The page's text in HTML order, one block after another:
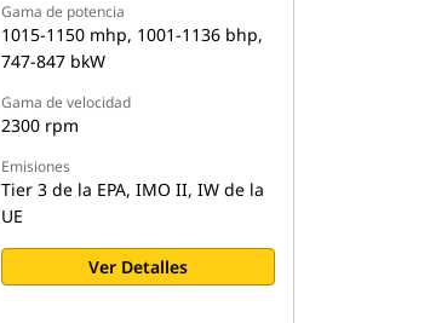
Gama de potencia
1015-1150 mhp, 1001-1136 bhp,
747-847 bkW
Gama de velocidad
2300 rpm
Emisiones
Tier 3 de la EPA, IMO II, IW de la
UE
Ver Detalles